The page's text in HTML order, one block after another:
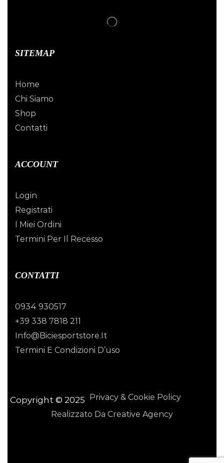
SITEMAP
Home
Chi Siamo
Shop
Contatti
ACCOUNT
Login
Registrati
I Miei Ordini
Termini Per Il Recesso
CONTATTI
0934 930517
+39 338 7818 211
Info@biciesportstore.it
Termini E Condizioni D’uso
Copyright © 2025 Privacy & Cookie Policy
Realizzato Da Creative Agency